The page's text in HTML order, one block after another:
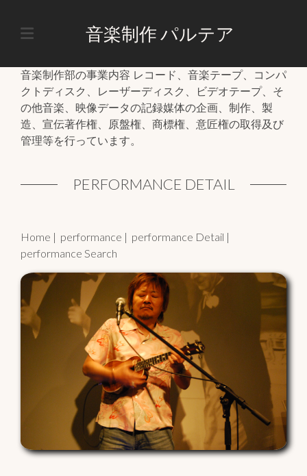
音楽制作 パルテア
HOME
MUSIC
PERFORMANCE
COMPOSITION
音楽制作部の事業内容 レコード、音楽テープ、コンパ
クトディスク、レーザーディスク、ビデオテープ、そ
の他音楽、映像データの記録媒体の企画、制作、製
造、宣伝著作権、原盤権、商標権、意匠権の取得及び
管理等を行っています。
PERFORMANCE DETAIL
Home | performance | performance Detail |
performance Search